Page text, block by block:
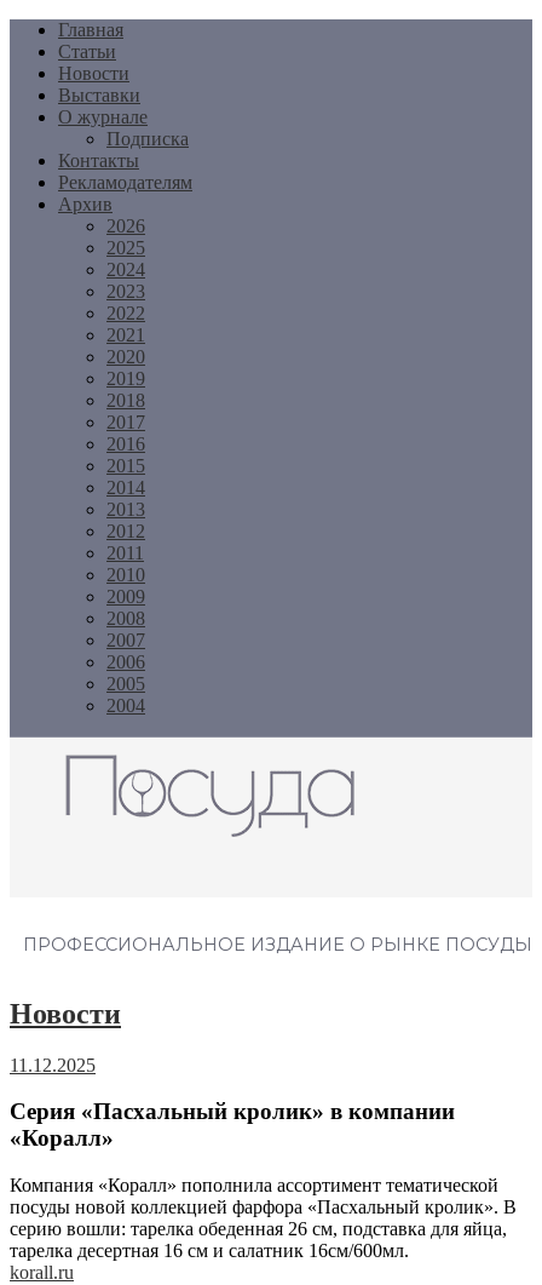
Перейти
содержимому
Главная
Статьи
Новости
Выставки
О журнале
Подписка
Контакты
Рекламодателям
Архив
2026
2025
2024
2023
2022
2021
2020
2019
2018
2017
2016
2015
2014
2013
2012
2011
2010
2009
2008
2007
2006
2005
2004
ПРОФЕССИОНАЛЬНОЕ ИЗДАНИЕ О РЫНКЕ ПОСУДЫ
Новости
11.12.2025
Серия «Пасхальный кролик» в компании
«Коралл»
Компания «Коралл» пополнила ассортимент тематической
посуды новой коллекцией фарфора «Пасхальный кролик». В
серию вошли: тарелка обеденная 26 см, подставка для яйца,
тарелка десертная 16 см и салатник 16см/600мл.
korall.ru